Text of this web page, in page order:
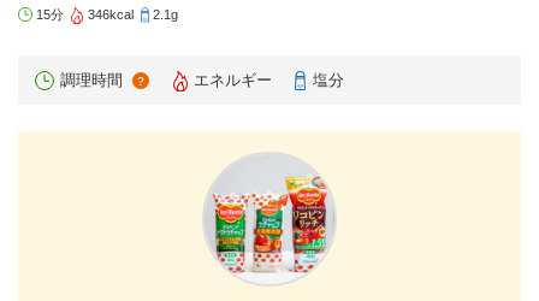
15分 346kcal 2.1g
調理時間 ？ エネルギー 塩分